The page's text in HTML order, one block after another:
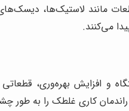
مانند لاستیک‌ها،
می‌کنند.
و افزایش بهره‌وری،
کاری غلطک را به طور